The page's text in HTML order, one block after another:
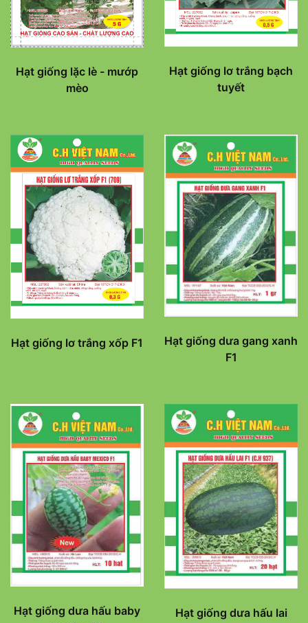
Hạt giống lặc lè - mướp
mèo
Hạt giống lơ trắng bạch
tuyết
Hạt giống lơ trắng xốp F1
Hạt giống dưa gang xanh
F1
Hạt giống dưa hấu baby
Hạt giống dưa hấu lai